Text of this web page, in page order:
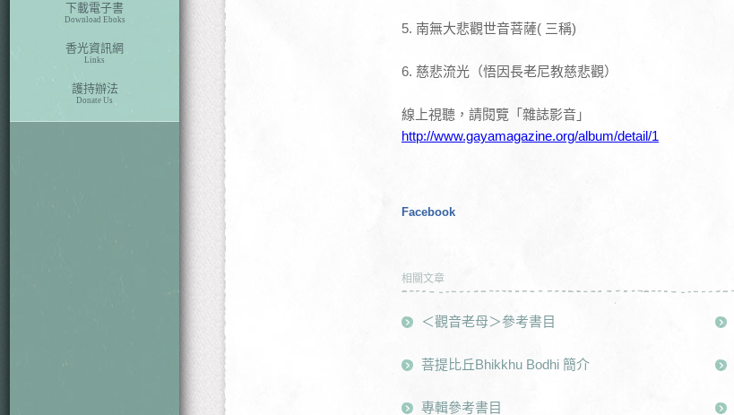
下載電子書
Download Eboks
香光資訊網
Links
護持辦法
Donate Us
5. 南無大悲觀世音菩薩( 三稱)
6. 慈悲流光（悟因長老尼教慈悲觀）
線上視聽，請閱覽「雜誌影音」
http://www.gayamagazine.org/album/detail/1
Facebook
相關文章
＜觀音老母＞參考書目
菩提比丘Bhikkhu Bodhi 簡介
專輯參考書目